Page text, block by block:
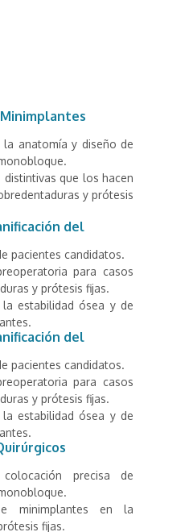
la anatomía y diseño de
distintivas que los hacen
y prótesis
del
pacientes candidatos.
para casos
y prótesis fijas.
la estabilidad ósea y de
del
pacientes candidatos.
para casos
y prótesis fijas.
la estabilidad ósea y de
precisa de
minimplantes en la
fijas.